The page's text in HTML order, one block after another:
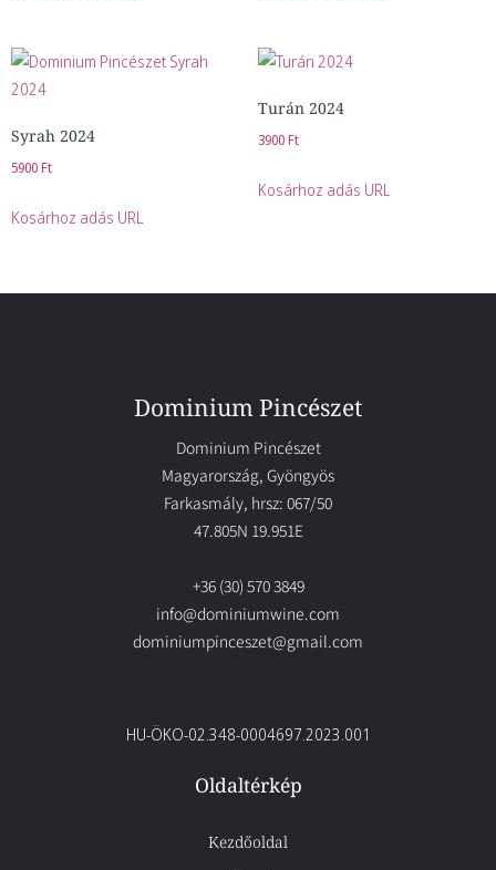
Syrah 2024
5900Ft
Kosárhoz adás URL
Turán 2024
3900Ft
Kosárhoz adás URL
Dominium Pincészet
Dominium Pincészet
Magyarország, Gyöngyös
Farkasmály, hrsz: 067/50
47.805N 19.951E
+36 (30) 570 3849
info@dominiumwine.com
dominiumpinceszet@gmail.com
HU-ÖKO-02.348-0004697.2023.001
Oldaltérkép
Kezdőoldal